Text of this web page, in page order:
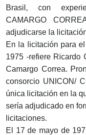
Brasil, con
CAMARGO
adjudicarse la
En la licitación para
1975 -refiere Ricardo
Camargo Correa.
consorcio UNICON/
única licitación en la
sería adjudicado en
licitaciones.
El 17 de mayo de